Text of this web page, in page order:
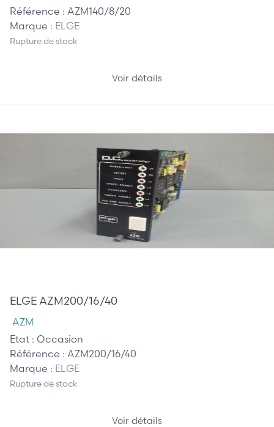
Référence : AZM140/8/20
Marque : ELGE
Rupture de stock
Voir détails
ELGE AZM200/16/40
AZM
Etat : Occasion
Référence : AZM200/16/40
Marque : ELGE
Rupture de stock
Voir détails